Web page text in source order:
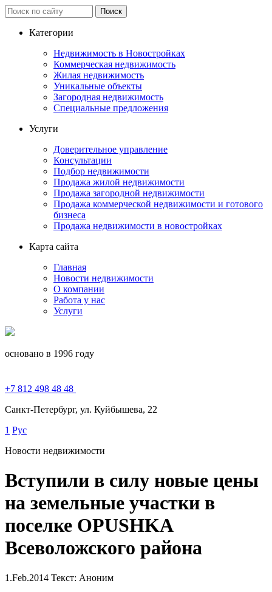
Категории
Недвижимость в Новостройках
Коммерческая недвижимость
Жилая недвижимость
Уникальные объекты
Загородная недвижимость
Специальные предложения
Услуги
Доверительное управление
Консультации
Подбор недвижимости
Продажа жилой недвижимости
Продажа загородной недвижимости
Продажа коммерческой недвижимости и готового
бизнеса
Продажа недвижимости в новостройках
Карта сайта
Главная
Новости недвижимости
О компании
Работа у нас
Услуги
основано в 1996 году
+7 812 498 48 48
Санкт-Петербург, ул. Куйбышева, 22
1 Рус
Новости недвижимости
Вступили в силу новые цены
на земельные участки в
поселке OPUSHKA
Всеволожского района
1.Feb.2014 Текст: Аноним